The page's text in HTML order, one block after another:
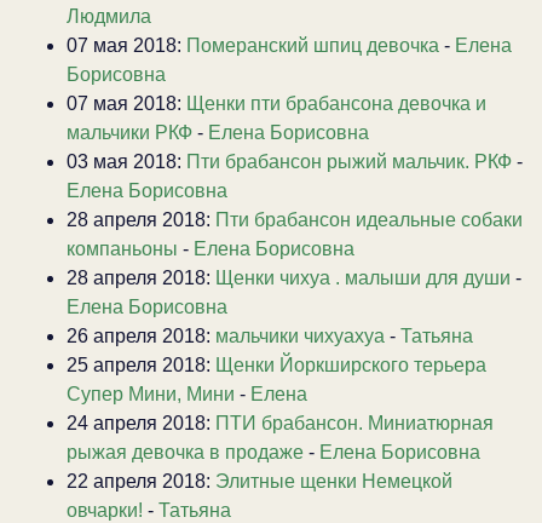
Людмила
07 мая 2018: Померанский шпиц девочка - Елена
Борисовна
07 мая 2018: Щенки пти брабансона девочка и
мальчики РКФ - Елена Борисовна
03 мая 2018: Пти брабансон рыжий мальчик. РКФ -
Елена Борисовна
28 апреля 2018: Пти брабансон идеальные собаки
компаньоны - Елена Борисовна
28 апреля 2018: Щенки чихуа . малыши для души -
Елена Борисовна
26 апреля 2018: мальчики чихуахуа - Татьяна
25 апреля 2018: Щенки Йоркширского терьера
Супер Мини, Мини - Елена
24 апреля 2018: ПТИ брабансон. Миниатюрная
рыжая девочка в продаже - Елена Борисовна
22 апреля 2018: Элитные щенки Немецкой
овчарки! - Татьяна